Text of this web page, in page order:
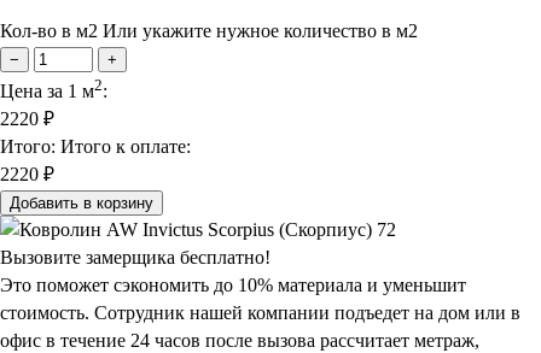
Кол-во в м2 Или укажите нужное количество в м2
− +
Цена за 1 м2:
2220 ₽
Итого: Итого к оплате:
2220 ₽
Добавить в корзину
Вызовите замерщика бесплатно!
Это поможет сэкономить до 10% материала и уменьшит
стоимость. Сотрудник нашей компании подъедет на дом или в
офис в течение 24 часов после вызова рассчитает метраж,